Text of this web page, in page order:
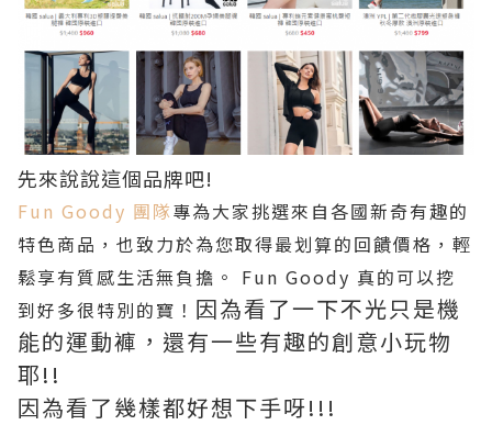
先來說說這個品牌吧!
Fun Goody 團隊專為大家挑選來自各國新奇有趣的
特色商品，也致力於為您取得最划算的回饋價格，輕
鬆享有質感生活無負擔。 Fun Goody 真的可以挖
到好多很特別的寶！ 因為看了一下不光只是機
能的運動褲，還有一些有趣的創意小玩物
耶!!
因為看了幾樣都好想下手呀!!!